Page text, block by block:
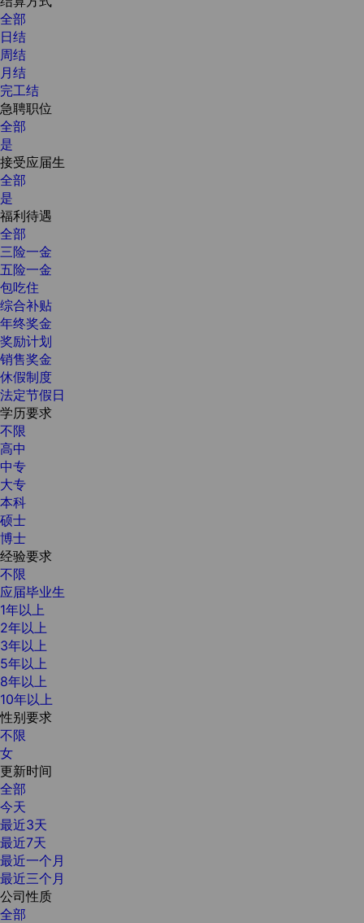
全部
日结
周结
月结
完工结
急聘职位
全部
是
接受应届生
全部
是
福利待遇
全部
三险一金
五险一金
包吃住
综合补贴
年终奖金
奖励计划
销售奖金
休假制度
法定节假日
学历要求
不限
高中
中专
大专
本科
硕士
博士
经验要求
不限
应届毕业生
1年以上
2年以上
3年以上
5年以上
8年以上
10年以上
性别要求
不限
女
更新时间
全部
今天
最近3天
最近7天
最近一个月
最近三个月
公司性质
全部